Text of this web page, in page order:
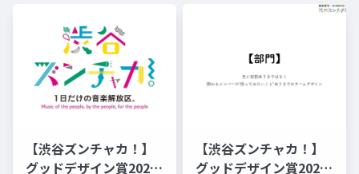
【渋谷ズンチャカ！】
グッドデザイン賞2024
【渋谷ズンチャカ！】
グッドデザイン賞2024